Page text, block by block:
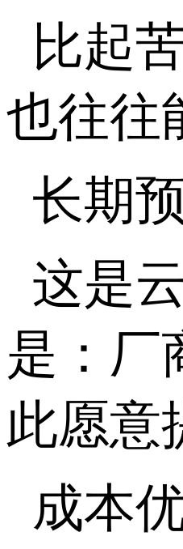
比起
也往往
长期
这是
是：厂
此愿意
成本